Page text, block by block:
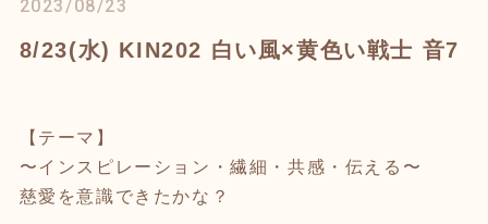
2023/08/23
8/23(水) KIN202 白い風×黄色い戦士 音7
【テーマ】
〜インスピレーション・繊細・共感・伝える〜
慈愛を意識できたかな？